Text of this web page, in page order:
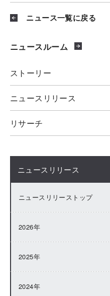
ニュース一覧に戻る
ニュースルーム
ストーリー
ニュースリリース
リサーチ
ニュースリリース
ニュースリリーストップ
2026年
2025年
2024年